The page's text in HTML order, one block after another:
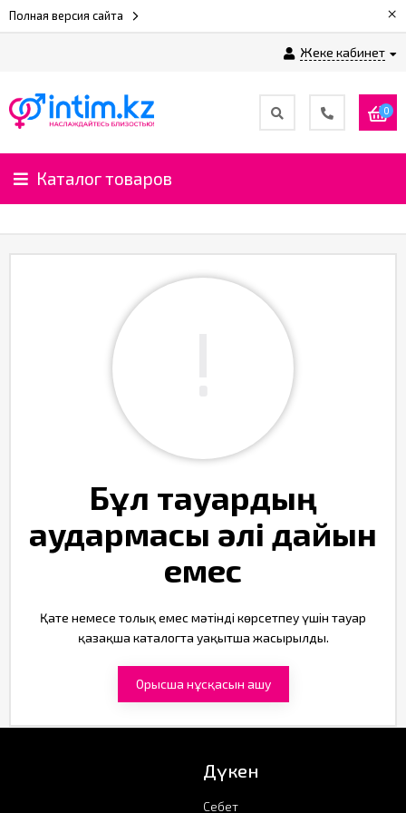
Полная версия сайта ×
Жеке кабинет
0
Каталог товаров
Бұл тауардың
аудармасы әлі дайын
емес
Қате немесе толық емес мәтінді көрсетпеу үшін тауар
қазақша каталогта уақытша жасырылды.
Орысша нұсқасын ашу
Дүкен
Себет